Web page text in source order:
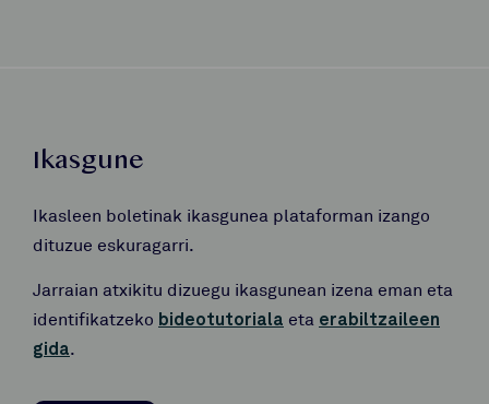
Ikasgune
Ikasleen boletinak ikasgunea plataforman izango
dituzue eskuragarri.
Jarraian atxikitu dizuegu ikasgunean izena eman eta
identifikatzeko bideotutoriala eta erabiltzaileen
gida.